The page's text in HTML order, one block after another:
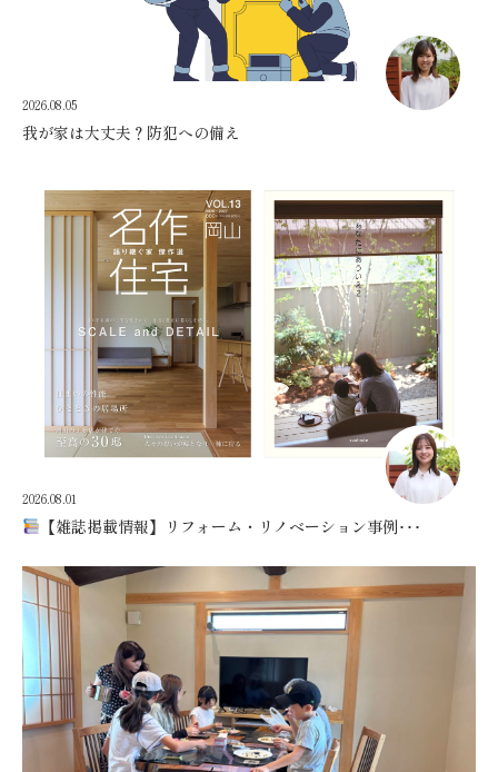
2026.08.05
我が家は大丈夫？防犯への備え
2026.08.01
【雑誌掲載情報】リフォーム・リノベーション事例･･･